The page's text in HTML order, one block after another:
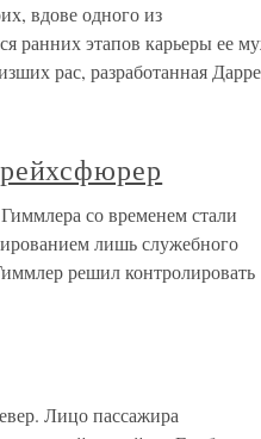
вдове одного из
ранних этапов карьеры ее
рас, разработанная
со временем стали
лишь служебного
решил контролировать
Лицо пассажира